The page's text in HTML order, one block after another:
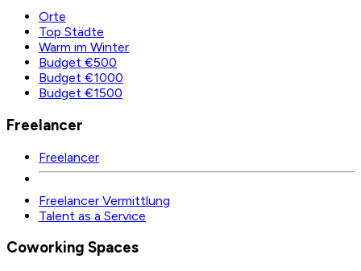
Orte
Top Städte
Warm im Winter
Budget €500
Budget €1000
Budget €1500
Freelancer
Freelancer
Freelancer Vermittlung
Talent as a Service
Coworking Spaces